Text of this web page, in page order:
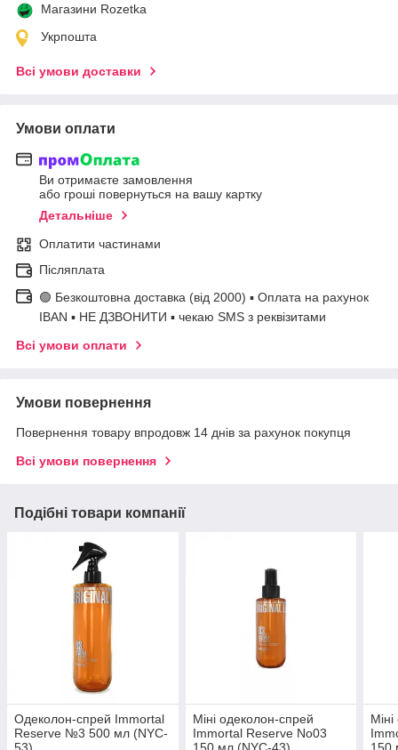
Магазини Rozetka
Укрпошта
Всі умови доставки
Умови оплати
Ви отримаєте замовлення
або гроші повернуться на вашу картку
Детальніше
Оплатити частинами
Післяплата
🟢 Безкоштовна доставка (від 2000) ▪ Оплата на рахунок
IBAN ▪ НЕ ДЗВОНИТИ ▪ чекаю SMS з реквізитами
Всі умови оплати
Умови повернення
Повернення товару впродовж 14 днів за рахунок покупця
Всі умови повернення
Подібні товари компанії
Одеколон-спрей Immortal
Reserve №3 500 мл (NYC-
Міні одеколон-спрей
Immortal Reserve No03